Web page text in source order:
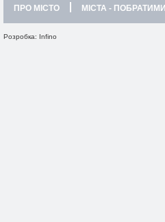
ПРО МІСТО МІСТА - ПОБРАТИМИ
Розробка: Infino